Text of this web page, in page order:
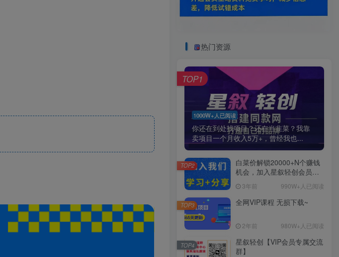
热门资源
1000W+人已阅读
你还在到处找项目？还在当韭菜？我靠
卖项目一个月收入5万+，曾经我也...
TOP1
白菜价解锁20000+N个赚钱
机会，加入星叙轻创会员，
3年前 990W+人已阅读
TOP2
全网VIP课程 无损下载~
2年前 980W+人已阅读
TOP3
星叙轻创【VIP会员专属交流
群】
TOP4